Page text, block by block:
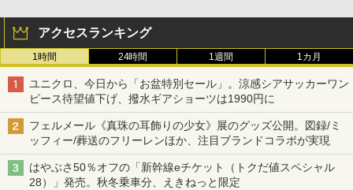
アクセスランキング
1時間 24時間 1週間 1カ月
ユニクロ、今日から「お盆特別セール」。涼感シアサッカーワン
ピース待望値下げ、撥水ギアショーツは1990円に
フェルメール《真珠の耳飾りの少女》展のグッズ公開。図録/ミ
ッフィー/葬送のフリーレンほか、注目ブランドコラボが実現
はやぶさ50％オフの「新幹線eチケット（トクだ値スペシャル
28）」発売。秋冬乗車分、えきねっと限定